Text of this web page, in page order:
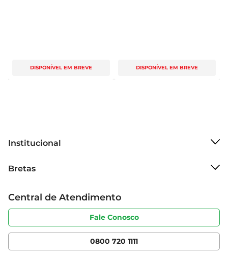
DISPONÍVEL EM BREVE DISPONÍVEL EM BREVE
Institucional
Grupo Cencosud
Sobre privacidade
Portal do fornecedor
Cencosud Media
Bretas
Produtos Bretas
Código de ética
Serviços
Clube Bretas
Central de Atendimento
Fale Conosco
0800 720 1111